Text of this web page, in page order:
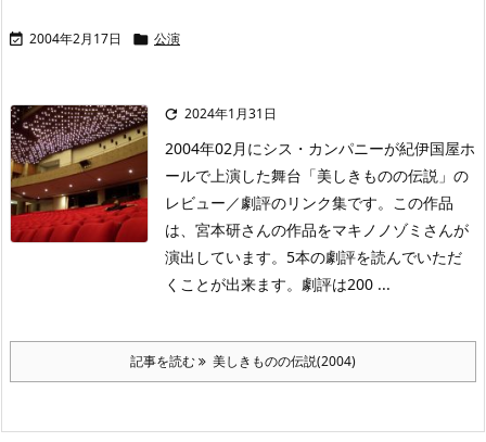
 2004年2月17日  公演
 2024年1月31日
2004年02月にシス・カンパニーが紀伊国屋ホ
ールで上演した舞台「美しきものの伝説」の
レビュー／劇評のリンク集です。この作品
は、宮本研さんの作品をマキノノゾミさんが
演出しています。5本の劇評を読んでいただ
くことが出来ます。劇評は200 ...
記事を読む 美しきものの伝説(2004)